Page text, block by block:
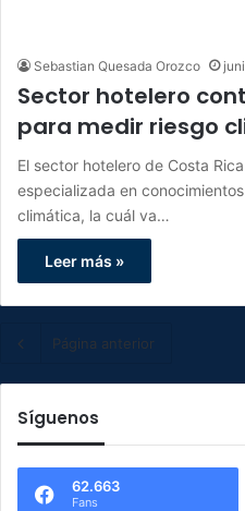
Sebastian Quesada Orozco
Sector hotelero
para medir riesgo
El sector hotelero de Costa
especializada en
climática, la cuál va…
Leer más »
Página anterior
Síguenos
62.663
Fans